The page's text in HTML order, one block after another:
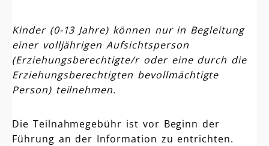
Kinder (0-13 Jahre) können nur in Begleitung
einer volljährigen Aufsichtsperson
(Erziehungsberechtigte/r oder eine durch die
Erziehungsberechtigten bevollmächtigte
Person) teilnehmen.
Die Teilnahmegebühr ist vor Beginn der
Führung an der Information zu entrichten.